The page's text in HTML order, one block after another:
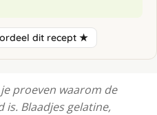
dit recept ★
proeven waarom de
is. Blaadjes gelatine,